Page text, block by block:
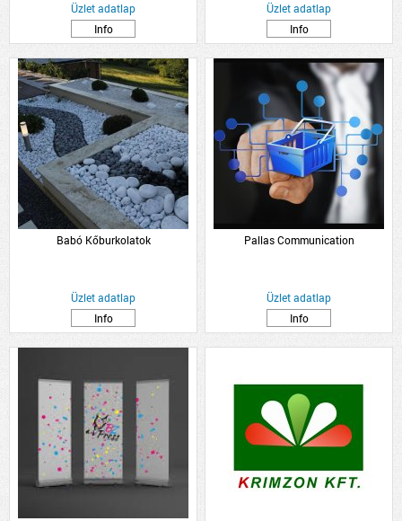
Üzlet adatlap
Info
Üzlet adatlap
Info
Babó Kőburkolatok
Üzlet adatlap
Info
Pallas Communication
Üzlet adatlap
Info